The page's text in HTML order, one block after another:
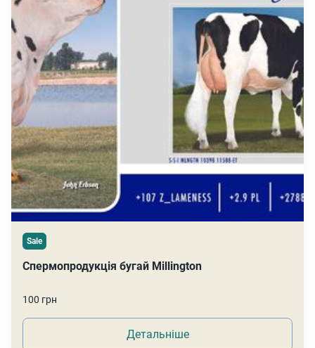
Sale
Спермопродукція бугай Millington
100 грн
Детальніше